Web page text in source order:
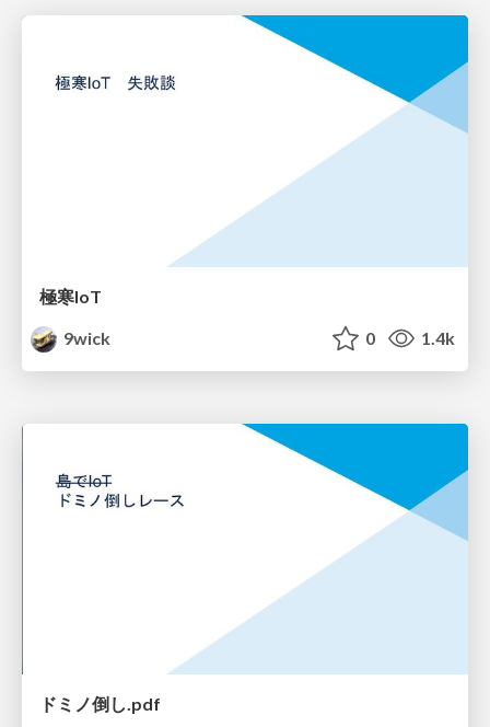
極寒IoT
9wick
0 1.4k
ドミノ倒し.pdf